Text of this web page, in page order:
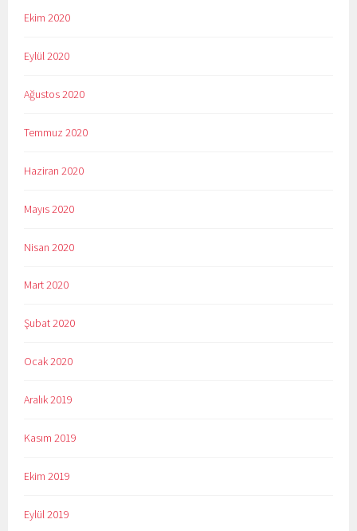
Ekim 2020
Eylül 2020
Ağustos 2020
Temmuz 2020
Haziran 2020
Mayıs 2020
Nisan 2020
Mart 2020
Şubat 2020
Ocak 2020
Aralık 2019
Kasım 2019
Ekim 2019
Eylül 2019